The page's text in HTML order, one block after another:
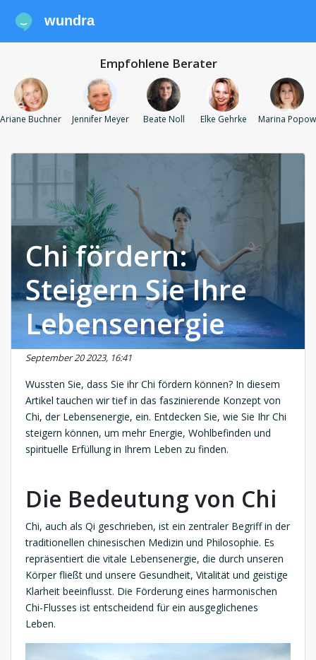
wundra
Empfohlene Berater
Ariane Buchner Jennifer Meyer Beate Noll Elke Gehrke Marina Popow
Chi fördern:
Steigern Sie Ihre
Lebensenergie
September 20 2023, 16:41
Wussten Sie, dass Sie ihr Chi fördern können? In diesem
Artikel tauchen wir tief in das faszinierende Konzept von
Chi, der Lebensenergie, ein. Entdecken Sie, wie Sie Ihr Chi
steigern können, um mehr Energie, Wohlbefinden und
spirituelle Erfüllung in Ihrem Leben zu finden.
Die Bedeutung von Chi
Chi, auch als Qi geschrieben, ist ein zentraler Begriff in der
traditionellen chinesischen Medizin und Philosophie. Es
repräsentiert die vitale Lebensenergie, die durch unseren
Körper fließt und unsere Gesundheit, Vitalität und geistige
Klarheit beeinflusst. Die Förderung eines harmonischen
Chi-Flusses ist entscheidend für ein ausgeglichenes
Leben.